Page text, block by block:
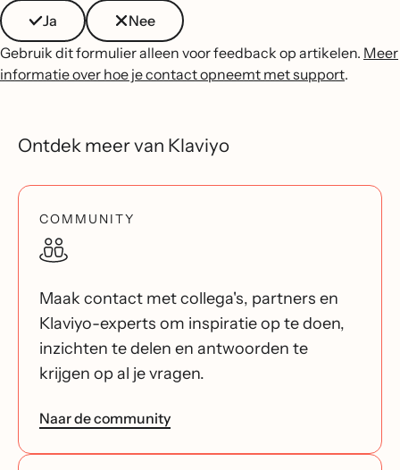
Ja
Nee
Gebruik dit formulier alleen voor feedback op artikelen. Meer
informatie over hoe je contact opneemt met support.
Ontdek meer van Klaviyo
COMMUNITY
Maak contact met collega's, partners en
Klaviyo-experts om inspiratie op te doen,
inzichten te delen en antwoorden te
krijgen op al je vragen.
Naar de community